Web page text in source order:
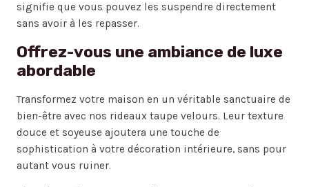
signifie que vous pouvez les suspendre directement
sans avoir à les repasser.
Offrez-vous une ambiance de luxe
abordable
Transformez votre maison en un véritable sanctuaire de
bien-être avec nos rideaux taupe velours. Leur texture
douce et soyeuse ajoutera une touche de
sophistication à votre décoration intérieure, sans pour
autant vous ruiner.